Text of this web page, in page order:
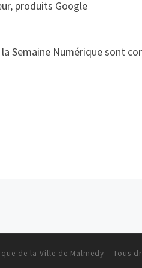
produits Google
Semaine Numérique sont
de la Ville de Malmedy – Tous